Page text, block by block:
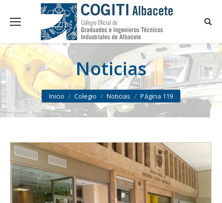
Noticias
You are here:
Inicio Colegio Noticias Página 119